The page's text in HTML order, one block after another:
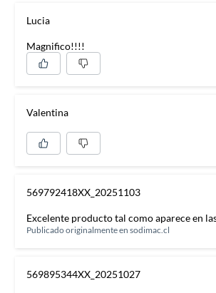
Lucia
Magnifico!!!!
Valentina
569792418XX_20251103
Excelente producto tal como aparece en
Publicado originalmente en sodimac.cl
569895344XX_20251027